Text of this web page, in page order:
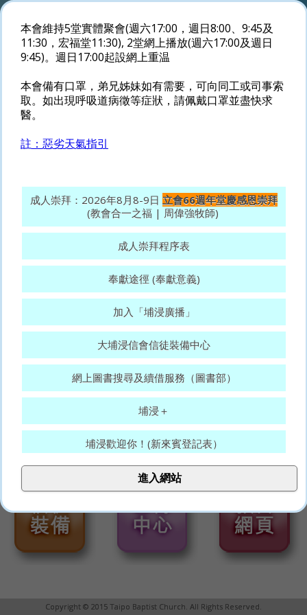
Copyright © 2015 Taipo Baptist Church. All Rights Reserved.
本會維持5堂實體聚會(週六17:00，週日8:00、9:45及
11:30，宏福堂11:30), 2堂網上播放(週六17:00及週日
9:45)。週日17:00起設網上重温
本會備有口罩，弟兄姊妹如有需要，可向同工或司事索
取。如出現呼吸道病徵等症狀，請佩戴口罩並盡快求
醫。
註：惡劣天氣指引
成人崇拜：2026年8月8-9日 立會66週年堂慶感恩崇拜
(教會合一之福 | 周偉強牧師)
成人崇拜程序表
奉獻途徑 (奉獻意義)
加入「埔浸廣播」
大埔浸信會信徒裝備中心
網上圖書搜尋及續借服務（圖書部）
埔浸＋
埔浸歡迎你！(新來賓登記表）
大埔浸信會代禱表
願賜平安的神，常和你們眾人同在。(羅15:33)
進入網站